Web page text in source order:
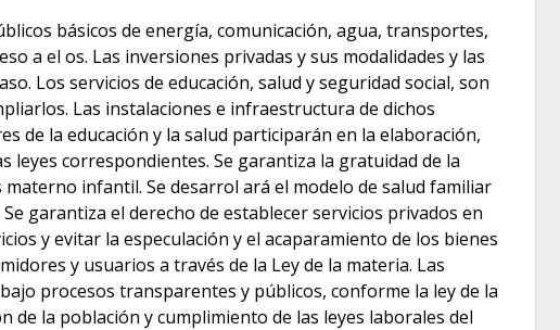
básicos de energía, comunicación, agua, transportes,
a el os. Las inversiones privadas y sus modalidades y las
Los servicios de educación, salud y seguridad social, son
Las instalaciones e infraestructura de dichos
de la educación y la salud participarán en la elaboración,
correspondientes. Se garantiza la gratuidad de la
infantil. Se desarrol ará el modelo de salud familiar
garantiza el derecho de establecer servicios privados en
y evitar la especulación y el acaparamiento de los bienes
y usuarios a través de la Ley de la materia. Las
procesos transparentes y públicos, conforme la ley de la
la población y cumplimiento de las leyes laborales del